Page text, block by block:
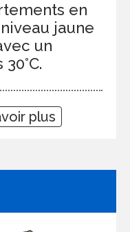
en
jaune
un
plus